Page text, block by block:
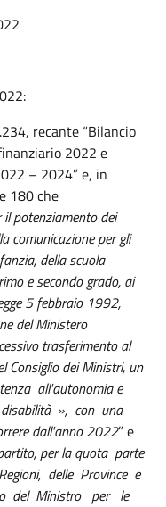
recante “Bilancio
2022 e
– 2024” e, in
180 che
il potenziamento dei
comunicazione per gli
della scuola
e secondo grado, ai
5 febbraio 1992,
del Ministero
trasferimento al
Consiglio dei Ministri, un
all'autonomia e
», con una
dall'anno 2022” e
per la quota parte
delle Province e
del Ministro per le